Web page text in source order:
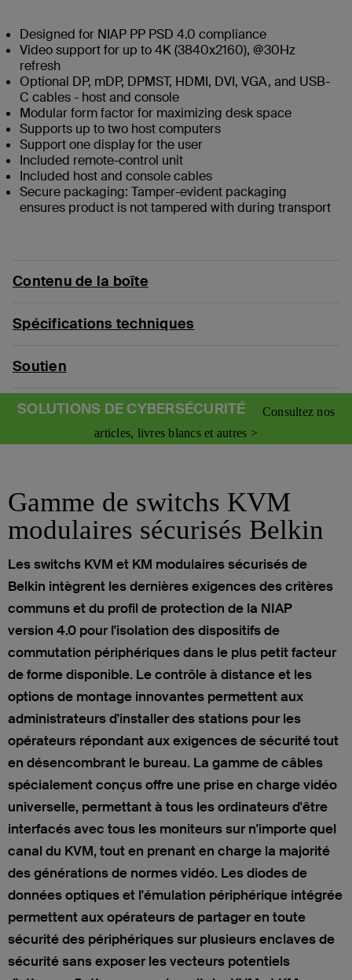
Designed for NIAP PP PSD 4.0 compliance
Video support for up to 4K (3840x2160), @30Hz
refresh
Optional DP, mDP, DPMST, HDMI, DVI, VGA, and USB-
C cables - host and console
Modular form factor for maximizing desk space
Supports up to two host computers
Support one display for the user
Included remote-control unit
Included host and console cables
Secure packaging: Tamper-evident packaging
ensures product is not tampered with during transport
Contenu de la boîte
Spécifications techniques
Soutien
SOLUTIONS DE CYBERSÉCURITÉ
Consultez nos
articles, livres blancs et autres >
Gamme de switchs KVM
modulaires sécurisés Belkin
Les switchs KVM et KM modulaires sécurisés de
Belkin intègrent les dernières exigences des critères
communs et du profil de protection de la NIAP
version 4.0 pour l'isolation des dispositifs de
commutation périphériques dans le plus petit facteur
de forme disponible. Le contrôle à distance et les
options de montage innovantes permettent aux
administrateurs d'installer des stations pour les
opérateurs répondant aux exigences de sécurité tout
en désencombrant le bureau. La gamme de câbles
spécialement conçus offre une prise en charge vidéo
universelle, permettant à tous les ordinateurs d'être
interfacés avec tous les moniteurs sur n'importe quel
canal du KVM, tout en prenant en charge la majorité
des générations de normes vidéo. Les diodes de
données optiques et l'émulation périphérique intégrée
permettent aux opérateurs de partager en toute
sécurité des périphériques sur plusieurs enclaves de
sécurité sans exposer les vecteurs potentiels